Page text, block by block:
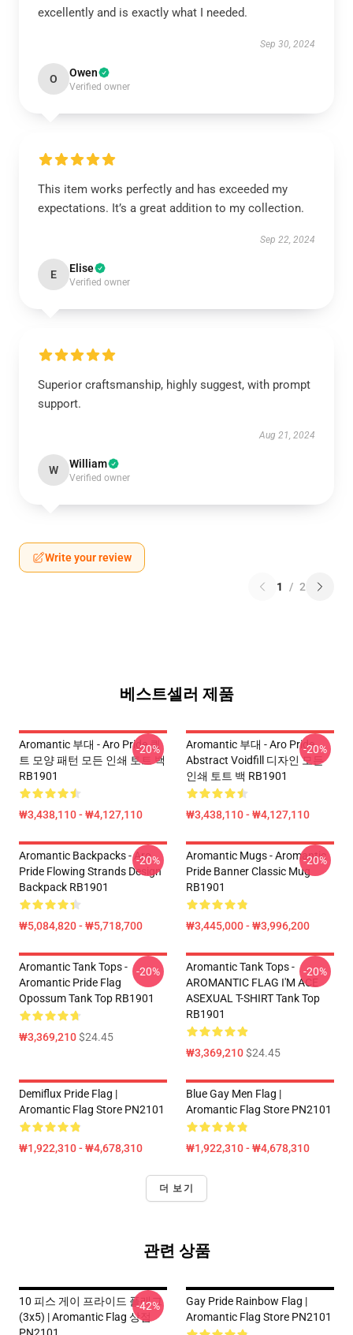
excellently and is exactly what I needed.
Sep 30, 2024
O Owen
Verified owner
This item works perfectly and has exceeded my
expectations. It’s a great addition to my collection.
Sep 22, 2024
E Elise
Verified owner
Superior craftsmanship, highly suggest, with prompt
support.
Aug 21, 2024
W William
Verified owner
Write your review
1 / 2
베스트셀러 제품
Aromantic 부대 - Aro Pride 퀼
트 모양 패턴 모든 인쇄 토트 백
RB1901
₩3,438,110 - ₩4,127,110
-20%
Aromantic 부대 - Aro Pride
Abstract Voidfill 디자인 모든
인쇄 토트 백 RB1901
₩3,438,110 - ₩4,127,110
-20%
Aromantic Backpacks - Aro
Pride Flowing Strands Design
Backpack RB1901
₩5,084,820 - ₩5,718,700
-20%
Aromantic Mugs - Aromantic
Pride Banner Classic Mug
RB1901
₩3,445,000 - ₩3,996,200
-20%
Aromantic Tank Tops -
Aromantic Pride Flag
Opossum Tank Top RB1901
₩3,369,210$24.45
-20%
Aromantic Tank Tops -
AROMANTIC FLAG I'M ACE
ASEXUAL T-SHIRT Tank Top
RB1901
₩3,369,210$24.45
-20%
Demiflux Pride Flag |
Aromantic Flag Store PN2101
₩1,922,310 - ₩4,678,310
Blue Gay Men Flag |
Aromantic Flag Store PN2101
₩1,922,310 - ₩4,678,310
더 보기
관련 상품
10 피스 게이 프라이드 플래그
(3x5) | Aromantic Flag 상점
-42%
Gay Pride Rainbow Flag |
Aromantic Flag Store PN2101